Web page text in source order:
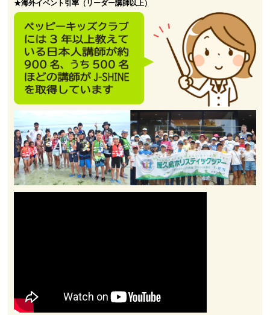
★海外イベント引率（リーダー講師以上）